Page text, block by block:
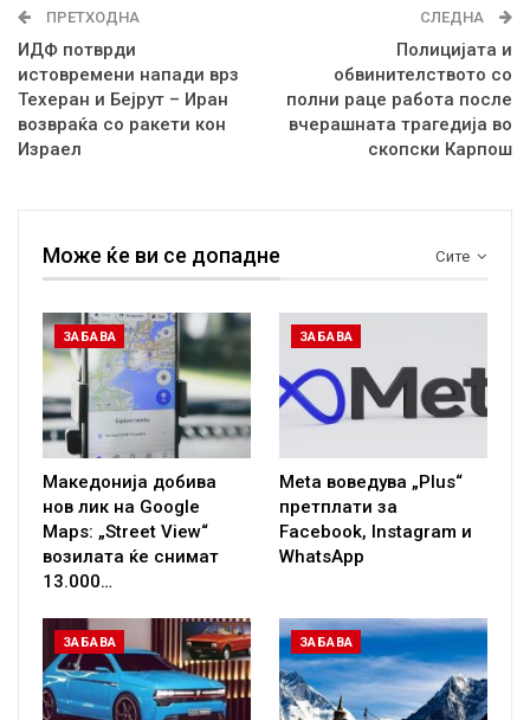
ПРЕТХОДНА
ИДФ потврди
истовремени напади врз
Техеран и Бејрут – Иран
возвраќа со ракети кон
Израел
СЛЕДНА
Полицијата и
обвинителството со
полни раце работа после
вчерашната трагедија во
скопски Карпош
Сите
Може ќе ви се допадне
ЗАБАВА
Македонија добива
нов лик на Google
Maps: „Street View“
возилата ќе снимат
13.000…
ЗАБАВА
Meta воведува „Plus“
претплати за
Facebook, Instagram и
WhatsApp
ЗАБАВА ЗАБАВА